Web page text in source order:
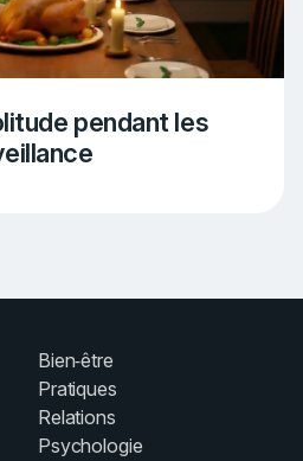
pendant les
Bien‑être
Pratiques
Relations
Psychologie